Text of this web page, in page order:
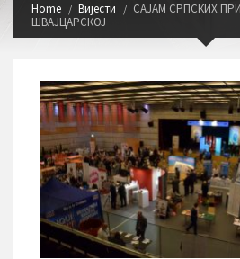
Home Вијести
САЈАМ СРПСКИХ
ШВАЈЦАРСКОЈ